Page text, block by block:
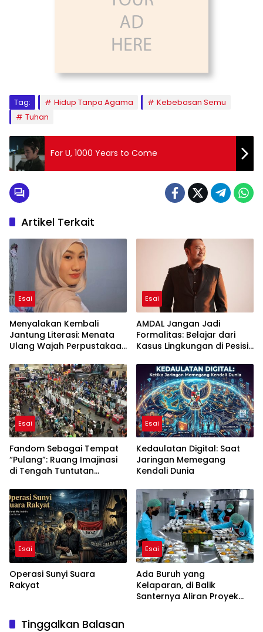
Tag: Hidup Tanpa Agama
Kebebasan Semu
Tuhan
For U, 1000 Years to Come
Artikel Terkait
Esai
Menyalakan Kembali
Jantung Literasi: Menata
Ulang Wajah Perpustakaan
Esai
AMDAL Jangan Jadi
Formalitas: Belajar dari
Kasus Lingkungan di Pesisir
Esai
Fandom Sebagai Tempat
“Pulang”: Ruang Imajinasi
di Tengah Tuntutan
Esai
Kedaulatan Digital: Saat
Jaringan Memegang
Kendali Dunia
Esai
Operasi Sunyi Suara
Rakyat
Esai
Ada Buruh yang
Kelaparan, di Balik
Santernya Aliran Proyek
Tinggalkan Balasan